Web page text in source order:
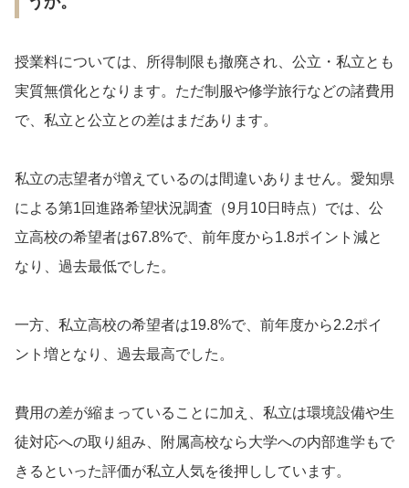
授業料については、所得制限も撤廃され、公立・私立とも
実質無償化となります。ただ制服や修学旅行などの諸費用
で、私立と公立との差はまだあります。
私立の志望者が増えているのは間違いありません。愛知県
による第1回進路希望状況調査（9月10日時点）では、公
立高校の希望者は67.8%で、前年度から1.8ポイント減と
なり、過去最低でした。
一方、私立高校の希望者は19.8%で、前年度から2.2ポイ
ント増となり、過去最高でした。
費用の差が縮まっていることに加え、私立は環境設備や生
徒対応への取り組み、附属高校なら大学への内部進学もで
きるといった評価が私立人気を後押ししています。